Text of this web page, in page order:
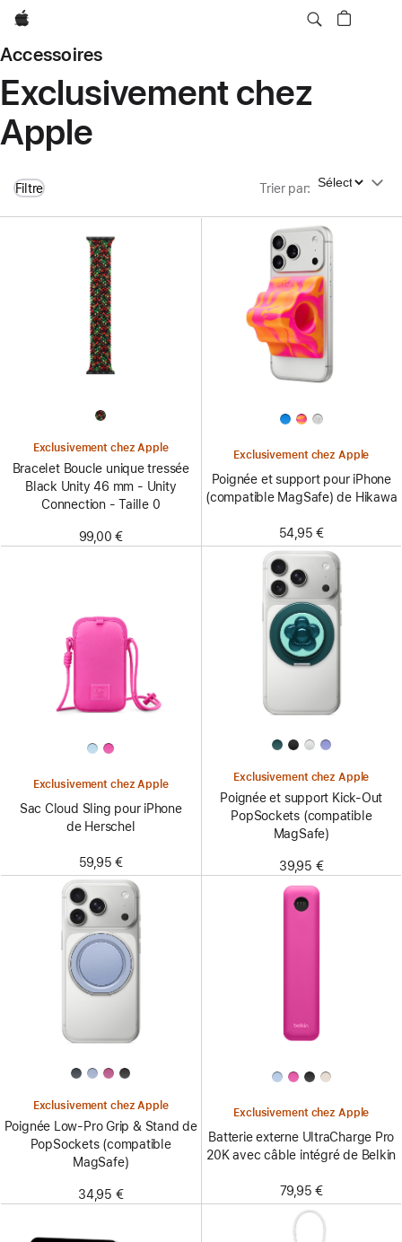
Apple
Accessoires
Exclusivement chez
Apple
Filtre Trier par: Trier par
Exclusivement chez Apple
Bracelet Boucle unique tressée
Black Unity 46 mm - Unity
Connection - Taille 0
99,00 €
Exclusivement chez Apple
Poignée et support pour iPhone
(compatible MagSafe) de Hikawa
54,95 €
Exclusivement chez Apple
Sac Cloud Sling pour iPhone
de Herschel
59,95 €
Exclusivement chez Apple
Poignée et support Kick-Out
PopSockets (compatible
MagSafe)
39,95 €
Exclusivement chez Apple
Poignée Low-Pro Grip & Stand de
PopSockets (compatible
MagSafe)
34,95 €
Exclusivement chez Apple
Batterie externe UltraCharge Pro
20K avec câble intégré de Belkin
79,95 €